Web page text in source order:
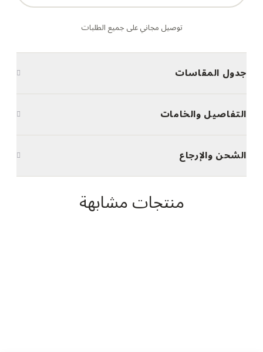
توصيل مجاني على جميع الطلبات
جدول المقاسات
التفاصيل والخامات
الشحن والإرجاع
منتجات مشابهة